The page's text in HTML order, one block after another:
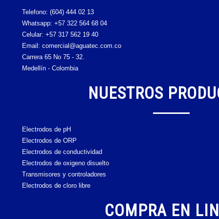
Telefono: (604) 444 02 13
Whatsapp: +57 322 564 68 04
Celular: +57 317 562 19 40
Email: comercial@aguatec.com.co
Carrera 65 No 75 - 32.
Medellín - Colombia
NUESTROS
Electrodos de pH
Electrodos de ORP
Electrodos de conductividad
Electrodos de oxigeno disuelto
Transmisores y controladores
Electrodos de cloro libre
COMPRA EN